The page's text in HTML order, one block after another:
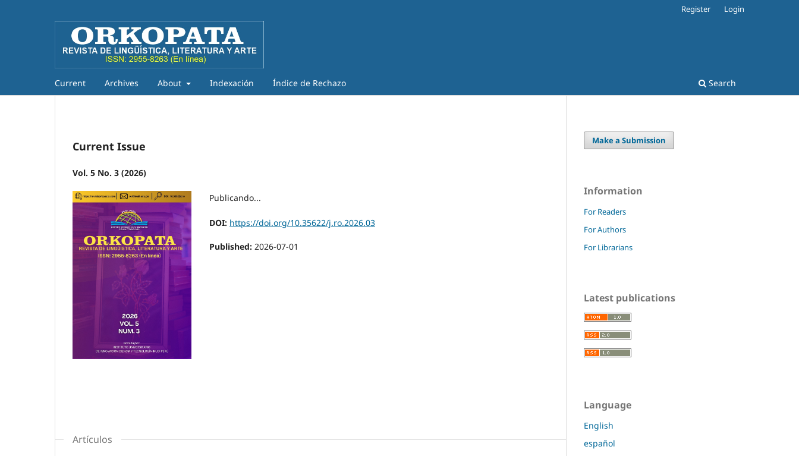
Current Archives About Indexación Índice de Rechazo Search
Register Login
Current Issue
Vol. 5 No. 3 (2026)
Publicando...
DOI: https://doi.org/10.35622/j.ro.2026.03
Published: 2026-07-01
Artículos
Make a Submission
Information
For Readers
For Authors
For Librarians
Latest publications
Language
English
español